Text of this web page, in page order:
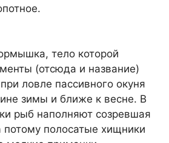
тело которой
(отсюда и название)
ловле пассивного окуня
зимы и ближе к весне. В
рыб наполняют созревшая
потому полосатые хищники